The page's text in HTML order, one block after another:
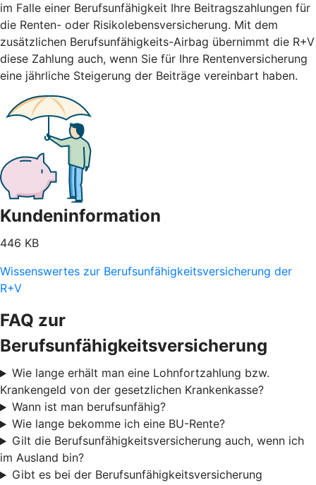
im Falle einer Berufsunfähigkeit Ihre Beitragszahlungen für
die Renten- oder Risikolebensversicherung. Mit dem
zusätzlichen Berufsunfähigkeits-Airbag übernimmt die R+V
diese Zahlung auch, wenn Sie für Ihre Rentenversicherung
eine jährliche Steigerung der Beiträge vereinbart haben.
Kundeninformation
446 KB
Wissenswertes zur Berufsunfähigkeitsversicherung der
R+V
FAQ zur
Berufsunfähigkeitsversicherung
Wie lange erhält man eine Lohnfortzahlung bzw.
Krankengeld von der gesetzlichen Krankenkasse?
Wann ist man berufsunfähig?
Wie lange bekomme ich eine BU-Rente?
Gilt die Berufsunfähigkeitsversicherung auch, wenn ich
im Ausland bin?
Gibt es bei der Berufsunfähigkeitsversicherung